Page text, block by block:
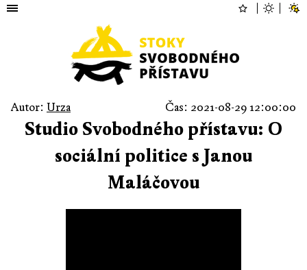
Autor: Urza Čas: 2021-08-29 12:00:00
Studio Svobodného přístavu: O
sociální politice s Janou
Maláčovou